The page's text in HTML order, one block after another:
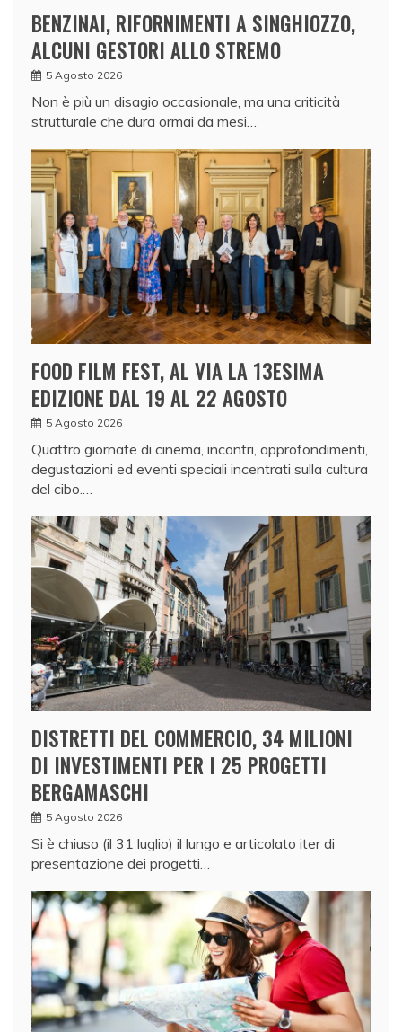
BENZINAI, RIFORNIMENTI A SINGHIOZZO,
ALCUNI GESTORI ALLO STREMO
5 Agosto 2026
Non è più un disagio occasionale, ma una criticità
strutturale che dura ormai da mesi…
FOOD FILM FEST, AL VIA LA 13ESIMA
EDIZIONE DAL 19 AL 22 AGOSTO
5 Agosto 2026
Quattro giornate di cinema, incontri, approfondimenti,
degustazioni ed eventi speciali incentrati sulla cultura
del cibo.…
DISTRETTI DEL COMMERCIO, 34 MILIONI
DI INVESTIMENTI PER I 25 PROGETTI
BERGAMASCHI
5 Agosto 2026
Si è chiuso (il 31 luglio) il lungo e articolato iter di
presentazione dei progetti…